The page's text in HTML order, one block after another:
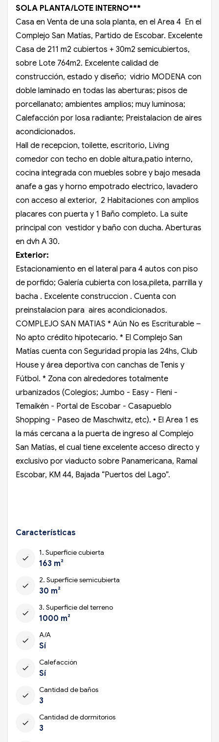
SOLA PLANTA/LOTE INTERNO***
Casa en Venta de una sola planta, en el Area 4 En el
Complejo San Matías, Partido de Escobar. Excelente
Casa de 211 m2 cubiertos + 30m2 semicubiertos,
sobre Lote 764m2. Excelente calidad de
construcción, estado y diseño; vidrio MODENA con
doble laminado en todas las aberturas; pisos de
porcellanato; ambientes amplios; muy luminosa;
Calefacción por losa radiante; Preistalacion de aires
acondicionados.
Hall de recepcion, toilette, escritorio, Living
comedor con techo en doble altura,patio interno,
cocina integrada con muebles sobre y bajo mesada
anafe a gas y horno empotrado electrico, lavadero
con acceso al exterior, 2 Habitaciones con amplios
placares con puerta y 1 Baño completo. La suite
principal con vestidor y baño con ducha. Aberturas
en dvh A 30.
Exterior:
Estacionamiento en el lateral para 4 autos con piso
de porfido; Galería cubierta con losa,pileta, parrilla y
bacha . Excelente construccion . Cuenta con
preinstalacion para aires acondicionados.
COMPLEJO SAN MATIAS * Aún No es Escriturable –
No apto crédito hipotecario. * El Complejo San
Matías cuenta con Seguridad propia las 24hs, Club
House y área deportiva con canchas de Tenis y
Fútbol. * Zona con alrededores totalmente
urbanizados (Colegios; Jumbo - Easy - Fleni -
Temaikén - Portal de Escobar - Casapueblo
Shopping - Paseo de Maschwitz, etc). • El Area 1 es
la más cercana a la puerta de ingreso al Complejo
San Matías, el cual tiene excelente acceso directo y
exclusivo por viaducto sobre Panamericana, Ramal
Escobar, KM 44, Bajada “Puertos del Lago”.
Características
check
1. Superficie cubierta
163 m²
check
2. Superficie semicubierta
30 m²
check
3. Superficie del terreno
1000 m²
check
A/A
Sí
check
Calefacción
Sí
check
Cantidad de baños
3
check
Cantidad de dormitorios
3